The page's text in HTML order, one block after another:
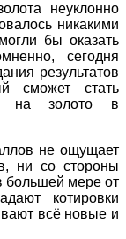
неуклонно
никакими
бы оказать
сегодня
результатов
сможет стать
на золото в
не ощущает
ни со стороны
большей мере от
котировки
всё новые и